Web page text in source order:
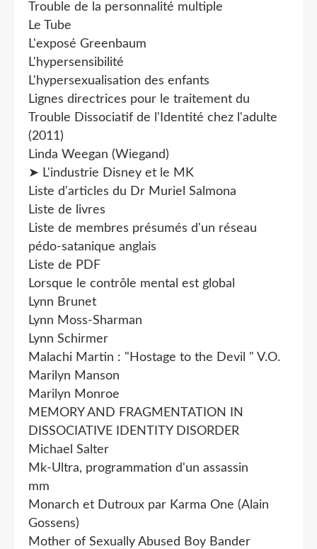
Trouble de la personnalité multiple
Le Tube
L'exposé Greenbaum
L'hypersensibilité
L'hypersexualisation des enfants
Lignes directrices pour le traitement du
Trouble Dissociatif de l'Identité chez l'adulte
(2011)
Linda Weegan (Wiegand)
➤ L'industrie Disney et le MK
Liste d'articles du Dr Muriel Salmona
Liste de livres
Liste de membres présumés d'un réseau
pédo-satanique anglais
Liste de PDF
Lorsque le contrôle mental est global
Lynn Brunet
Lynn Moss-Sharman
Lynn Schirmer
Malachi Martin : "Hostage to the Devil " V.O.
Marilyn Manson
Marilyn Monroe
MEMORY AND FRAGMENTATION IN
DISSOCIATIVE IDENTITY DISORDER
Michael Salter
Mk-Ultra, programmation d'un assassin
mm
Monarch et Dutroux par Karma One (Alain
Gossens)
Mother of Sexually Abused Boy Bander